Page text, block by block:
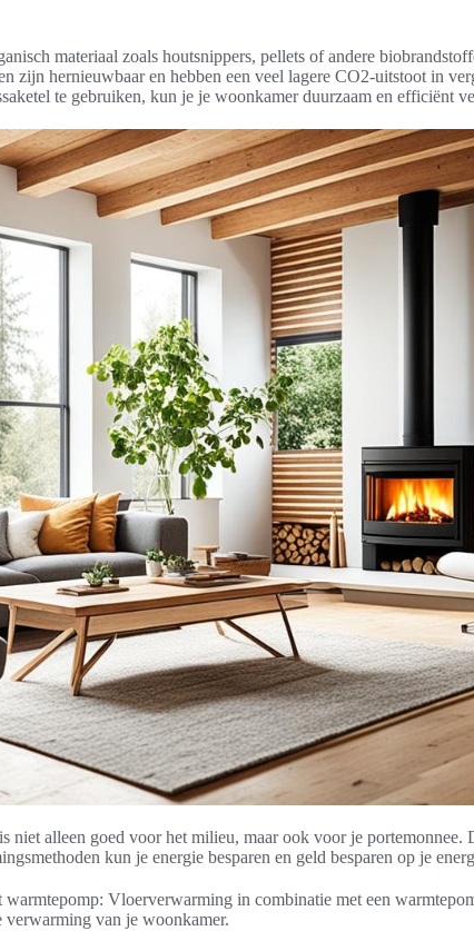
materiaal zoals houtsnippers, pellets of andere
zijn hernieuwbaar en hebben een veel lagere CO2-uitstoot in
te gebruiken, kun je je woonkamer duurzaam en efficiënt
niet alleen goed voor het milieu, maar ook voor je portemonnee.
kun je energie besparen en geld besparen op je
Vloerverwarming in combinatie met een
verwarming van je woonkamer.